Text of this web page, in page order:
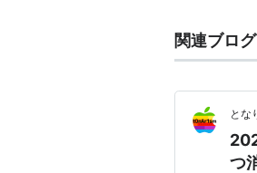
関連ブログ
とな
つ